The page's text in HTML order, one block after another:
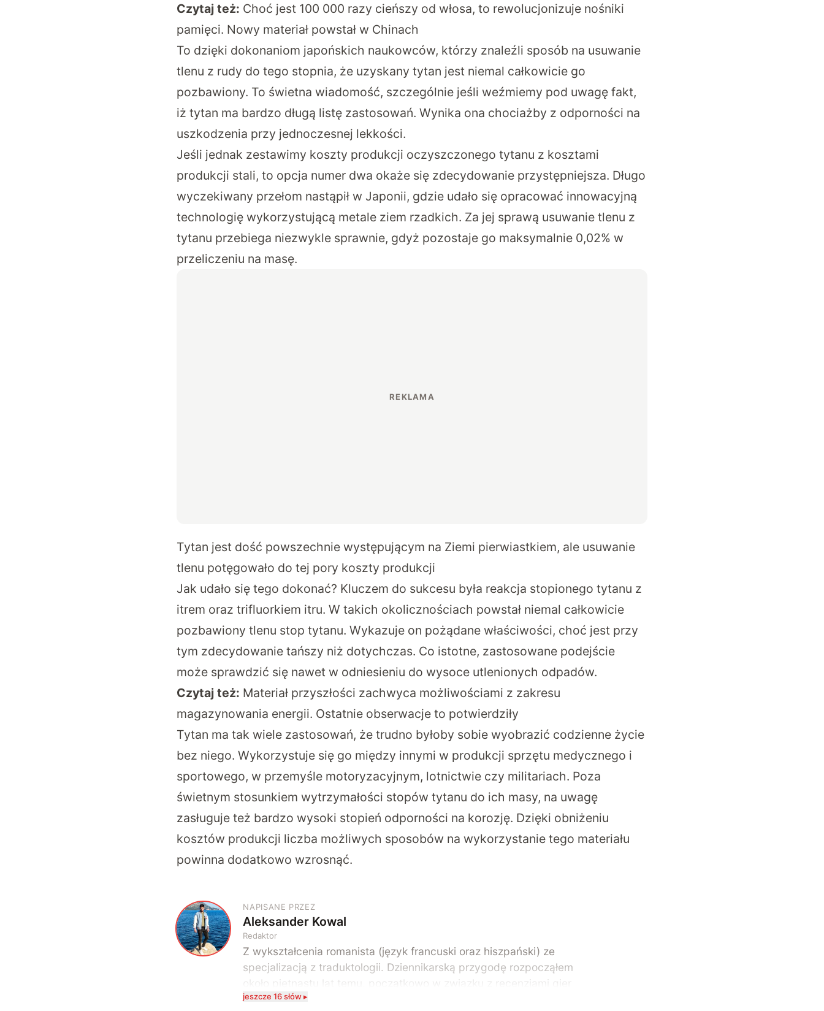
Czytaj też: Choć jest 100 000 razy cieńszy od włosa, to rewolucjonizuje nośniki
pamięci. Nowy materiał powstał w Chinach
To dzięki dokonaniom japońskich naukowców, którzy znaleźli sposób na usuwanie
tlenu z rudy do tego stopnia, że uzyskany tytan jest niemal całkowicie go
pozbawiony. To świetna wiadomość, szczególnie jeśli weźmiemy pod uwagę fakt,
iż tytan ma bardzo długą listę zastosowań. Wynika ona chociażby z odporności na
uszkodzenia przy jednoczesnej lekkości.
Jeśli jednak zestawimy koszty produkcji oczyszczonego tytanu z kosztami
produkcji stali, to opcja numer dwa okaże się zdecydowanie przystępniejsza. Długo
wyczekiwany przełom nastąpił w Japonii, gdzie udało się opracować innowacyjną
technologię wykorzystującą metale ziem rzadkich. Za jej sprawą usuwanie tlenu z
tytanu przebiega niezwykle sprawnie, gdyż pozostaje go maksymalnie 0,02% w
przeliczeniu na masę.
Tytan jest dość powszechnie występującym na Ziemi pierwiastkiem, ale usuwanie
tlenu potęgowało do tej pory koszty produkcji
Jak udało się tego dokonać? Kluczem do sukcesu była reakcja stopionego tytanu z
itrem oraz trifluorkiem itru. W takich okolicznościach powstał niemal całkowicie
pozbawiony tlenu stop tytanu. Wykazuje on pożądane właściwości, choć jest przy
tym zdecydowanie tańszy niż dotychczas. Co istotne, zastosowane podejście
może sprawdzić się nawet w odniesieniu do wysoce utlenionych odpadów.
Czytaj też: Materiał przyszłości zachwyca możliwościami z zakresu
magazynowania energii. Ostatnie obserwacje to potwierdziły
Tytan ma tak wiele zastosowań, że trudno byłoby sobie wyobrazić codzienne życie
bez niego. Wykorzystuje się go między innymi w produkcji sprzętu medycznego i
sportowego, w przemyśle motoryzacyjnym, lotnictwie czy militariach. Poza
świetnym stosunkiem wytrzymałości stopów tytanu do ich masy, na uwagę
zasługuje też bardzo wysoki stopień odporności na korozję. Dzięki obniżeniu
kosztów produkcji liczba możliwych sposobów na wykorzystanie tego materiału
powinna dodatkowo wzrosnąć.
A
NAPISANE PRZEZ
Aleksander Kowal
Redaktor
Z wykształcenia romanista (język francuski oraz hiszpański) ze
specjalizacją z traduktologii. Dziennikarską przygodę rozpocząłem
około piętnastu lat temu, początkowo w związku z recenzjami gier
komputerowych i filmów. Obecnie publikuję zdecydowanie częściej
jeszcze 16 słów ▸